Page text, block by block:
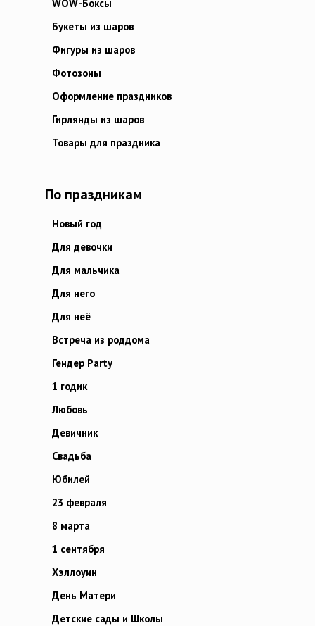
WOW-Боксы
Букеты из шаров
Фигуры из шаров
Фотозоны
Оформление праздников
Гирлянды из шаров
Товары для праздника
По праздникам
Новый год
Для девочки
Для мальчика
Для него
Для неё
Встреча из роддома
Гендер Party
1 годик
Любовь
Девичник
Свадьба
Юбилей
23 февраля
8 марта
1 сентября
Хэллоуин
День Матери
Детские сады и Школы